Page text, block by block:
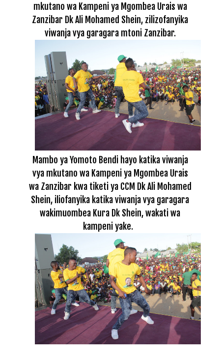
mkutano wa Kampeni ya Mgombea Urais wa
Zanzibar Dk Ali Mohamed Shein, zilizofanyika
viwanja vya garagara mtoni Zanzibar.
Mambo ya Yomoto Bendi hayo katika viwanja
vya mkutano wa Kampeni ya Mgombea Urais
wa Zanzibar kwa tiketi ya CCM Dk Ali Mohamed
Shein, iliofanyika katika viwanja vya garagara
wakimuombea Kura Dk Shein, wakati wa
kampeni yake.